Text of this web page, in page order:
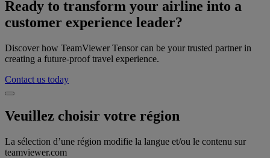
Ready to transform your airline into a
customer experience leader?
Discover how TeamViewer Tensor can be your trusted partner in
creating a future-proof travel experience.
Contact us today
Veuillez choisir votre région
La sélection d’une région modifie la langue et/ou le contenu sur
teamviewer.com